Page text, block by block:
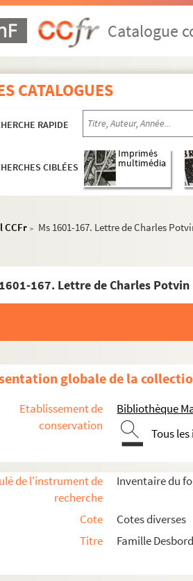
Catalogue
CATALOGUES
RAPIDE
CIBLÉES
Imprimés
multimédia
CCFr > Ms 1601-167. Lettre de Charles
167. Lettre de Charles Potvin
globale de la
Etablissement de
conservation
Bibliothèque
Tous
de l'instrument de
recherche
Inventaire du
Cote
Cotes diverses
Titre
Famille
Prosper Valmore
Ecrits d'Hippolyte Valmore